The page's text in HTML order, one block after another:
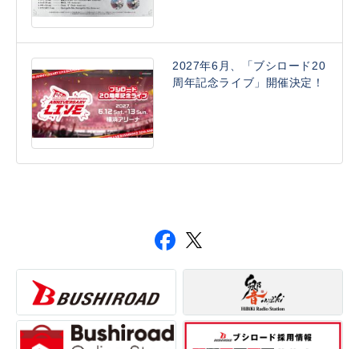
2027年6月、「ブシロード20
周年記念ライブ」開催決定！